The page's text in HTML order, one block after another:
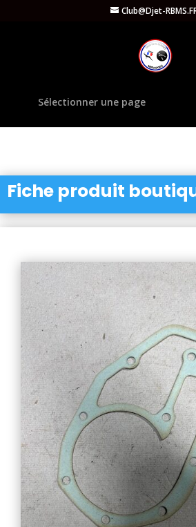
Club@Djet-
Sélectionner une page
Fiche produit